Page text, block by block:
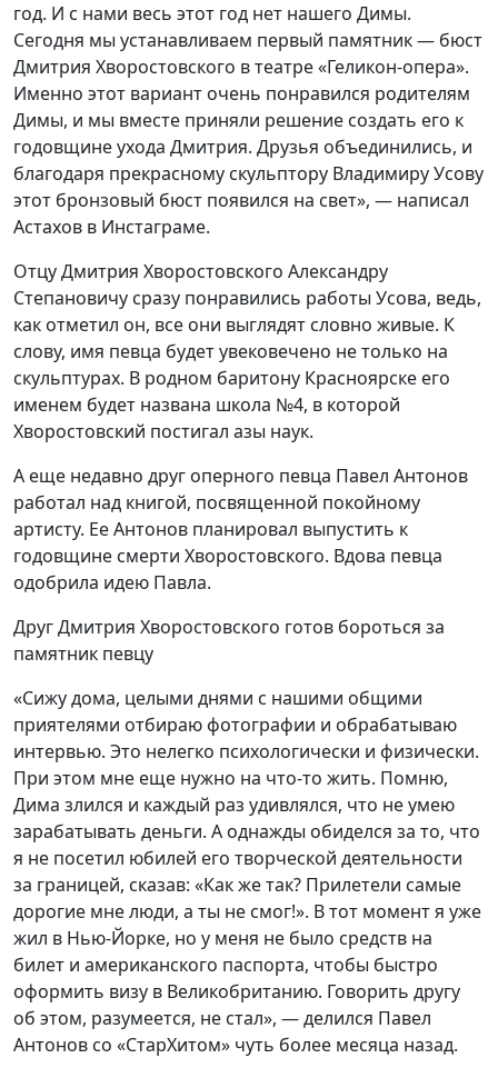
год. И с нами весь этот год нет нашего Димы.
Сегодня мы устанавливаем первый памятник — бюст
Дмитрия Хворостовского в театре «Геликон-опера».
Именно этот вариант очень понравился родителям
Димы, и мы вместе приняли решение создать его к
годовщине ухода Дмитрия. Друзья объединились, и
благодаря прекрасному скульптору Владимиру Усову
этот бронзовый бюст появился на свет», — написал
Астахов в Инстаграме.
Отцу Дмитрия Хворостовского Александру
Степановичу сразу понравились работы Усова, ведь,
как отметил он, все они выглядят словно живые. К
слову, имя певца будет увековечено не только на
скульптурах. В родном баритону Красноярске его
именем будет названа школа №4, в которой
Хворостовский постигал азы наук.
А еще недавно друг оперного певца Павел Антонов
работал над книгой, посвященной покойному
артисту. Ее Антонов планировал выпустить к
годовщине смерти Хворостовского. Вдова певца
одобрила идею Павла.
Друг Дмитрия Хворостовского готов бороться за
памятник певцу
«Сижу дома, целыми днями с нашими общими
приятелями отбираю фотографии и обрабатываю
интервью. Это нелегко психологически и физически.
При этом мне еще нужно на что-то жить. Помню,
Дима злился и каждый раз удивлялся, что не умею
зарабатывать деньги. А однажды обиделся за то, что
я не посетил юбилей его творческой деятельности
за границей, сказав: «Как же так? Прилетели самые
дорогие мне люди, а ты не смог!». В тот момент я уже
жил в Нью-Йорке, но у меня не было средств на
билет и американского паспорта, чтобы быстро
оформить визу в Великобританию. Говорить другу
об этом, разумеется, не стал», — делился Павел
Антонов со «СтарХитом» чуть более месяца назад.